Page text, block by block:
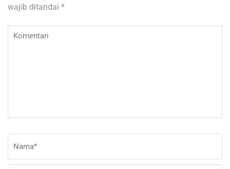
wajib ditandai *
Komentari